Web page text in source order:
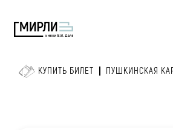
КУПИТЬ БИЛЕТ ПУШКИНСКАЯ